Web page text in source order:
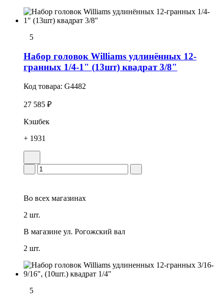
5
Набор головок Williams удлинённых 12-
гранных 1/4-1" (13шт) квадрат 3/8"
Код товара: G4482
27 585 ₽
Кэшбек
+ 1931
Во всех магазинах
2 шт.
В магазине ул. Рогожский вал
2 шт.
5